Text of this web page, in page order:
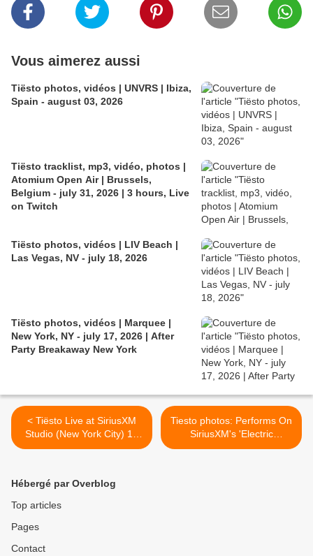
Vous aimerez aussi
Tiësto photos, vidéos | UNVRS | Ibiza,
Spain - august 03, 2026
Tiësto tracklist, mp3, vidéo, photos |
Atomium Open Air | Brussels,
Belgium - july 31, 2026 | 3 hours, Live
on Twitch
Tiësto photos, vidéos | LIV Beach |
Las Vegas, NV - july 18, 2026
Tiësto photos, vidéos | Marquee |
New York, NY - july 17, 2026 | After
Party Breakaway New York
< Tiësto Live at SiriusXM
Studio (New York City) 16
june 2014
Tiesto photos: Performs On
SiriusXM's 'Electric
Aquarium' June 16, 2014 -
Hébergé par Overblog
Top articles
Pages
Contact